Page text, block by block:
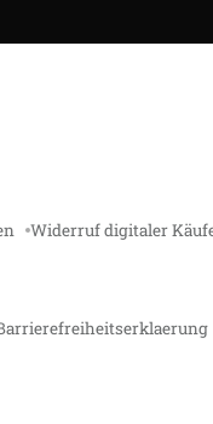
Widerruf digitaler